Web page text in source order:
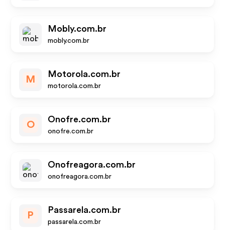
Mobly.com.br
mobly.com.br
M
Motorola.com.br
motorola.com.br
O
Onofre.com.br
onofre.com.br
Onofreagora.com.br
onofreagora.com.br
P
Passarela.com.br
passarela.com.br